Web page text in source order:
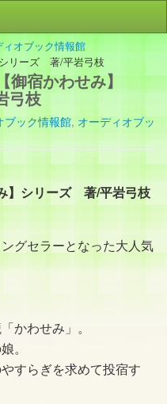
内
検索
オブック情報館
リーズ 著/平岩弓枝
御宿かわせみ】
弓枝
ック情報館, オーディオブッ
】シリーズ 著/平岩弓枝
グセラーとなった大人気
かわせみ」。
。
すらぎを求めて投宿す